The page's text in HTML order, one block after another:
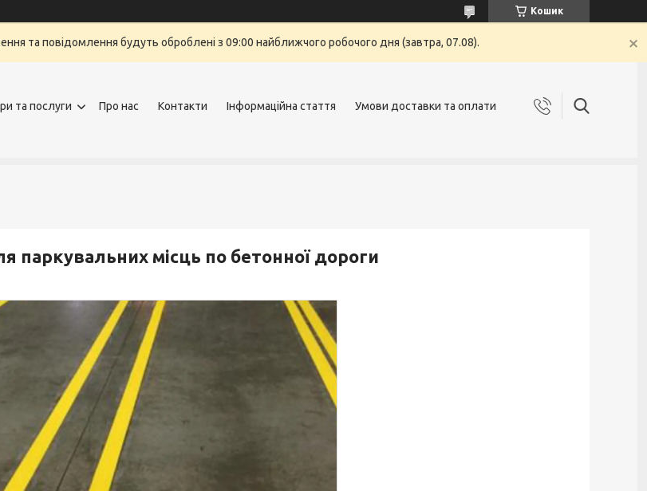
Кошик
та повідомлення будуть оброблені з 09:00 найближчого робочого дня (завтра, 07.08).
та послуги Про нас Контакти Інформаційна стаття Умови доставки та оплати
паркувальних місць по бетонної дороги